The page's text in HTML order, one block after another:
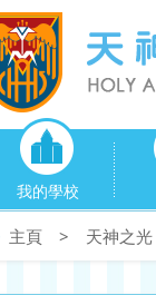
我的學校
主頁 > 天神之光